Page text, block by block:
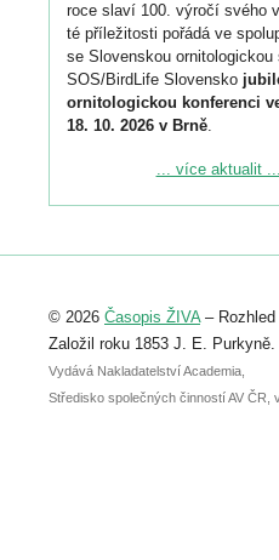
roce slaví 100. výročí svého
té příležitosti pořádá ve
se Slovenskou ornitologickou
SOS/BirdLife Slovensko
ornitologickou konferenci
18. 10. 2026 v Brně.
Podrobnější informace ke
Registrovat se můžete do 6.
abstraktu přihlášené
posteru je už 30. června.
... více aktualit ...
© 2026 Časopis ŽIVA– Rozhled
Založil roku 1853 J. E. Purkyně.
Vydává Nakladatelství Academia,
Středisko společných činností AV ČR,